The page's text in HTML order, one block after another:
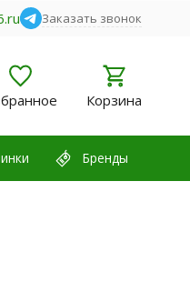
Заказать звонок
Корзина
Бренды